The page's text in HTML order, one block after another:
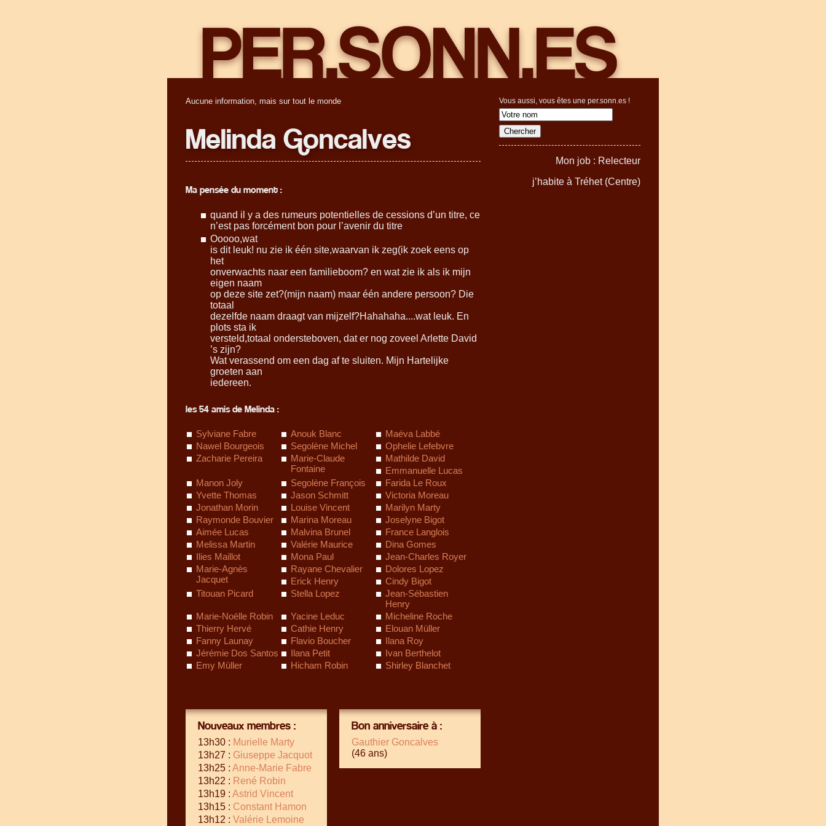
Aucune information, mais sur tout le monde
Melinda Goncalves
Vous aussi, vous êtes une per.sonn.es !
Mon job : Relecteur
j’habite à Tréhet (Centre)
Ma pensée du moment :
quand il y a des rumeurs potentielles de cessions d’un titre, ce
n’est pas forcément bon pour l’avenir du titre
Ooooo,wat
is dit leuk! nu zie ik één site,waarvan ik zeg(ik zoek eens op
het
onverwachts naar een familieboom? en wat zie ik als ik mijn
eigen naam
op deze site zet?(mijn naam) maar één andere persoon? Die
totaal
dezelfde naam draagt van mijzelf?Hahahaha....wat leuk. En
plots sta ik
versteld,totaal ondersteboven, dat er nog zoveel Arlette David
’s zijn?
Wat verassend om een dag af te sluiten. Mijn Hartelijke
groeten aan
iedereen.
les 54 amis de Melinda :
Sylviane Fabre Anouk Blanc
Maéva Labbé
Nawel Bourgeois
Segolène Michel
Ophelie Lefebvre
Zacharie Pereira
Marie-Claude
Fontaine
Mathilde David
Emmanuelle Lucas
Manon Joly
Segolène François
Farida Le Roux
Yvette Thomas
Jason Schmitt
Victoria Moreau
Jonathan Morin
Louise Vincent
Marilyn Marty
Raymonde Bouvier
Marina Moreau
Joselyne Bigot
Aimée Lucas
Malvina Brunel
France Langlois
Melissa Martin
Valérie Maurice
Dina Gomes
Ilies Maillot
Mona Paul
Jean-Charles Royer
Marie-Agnès
Jacquet
Rayane Chevalier
Dolores Lopez
Erick Henry
Cindy Bigot
Titouan Picard
Stella Lopez
Jean-Sébastien
Henry
Marie-Noëlle Robin
Yacine Leduc
Micheline Roche
Thierry Hervé
Cathie Henry
Elouan Müller
Fanny Launay
Flavio Boucher
Ilana Roy
Jérémie Dos Santos
Ilana Petit
Ivan Berthelot
Emy Müller
Hicham Robin Shirley Blanchet
Nouveaux membres :
13h30 : Murielle Marty
13h27 : Giuseppe Jacquot
13h25 : Anne-Marie Fabre
13h22 : René Robin
13h19 : Astrid Vincent
13h15 : Constant Hamon
13h12 : Valérie Lemoine
Bon anniversaire à :
Gauthier Goncalves
(46 ans)